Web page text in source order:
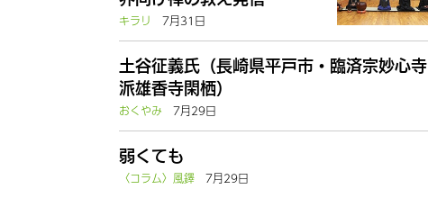
キラリ
7月31日
土谷征義氏（長崎県平戸市・臨済宗妙心寺
派雄香寺閑栖）
おくやみ
7月29日
弱くても
〈コラム〉風鐸
7月29日